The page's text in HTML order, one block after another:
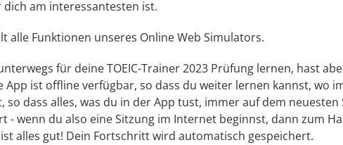
dich am interessantesten ist.
alle Funktionen unseres Online Web Simulators.
für deine TOEIC-Trainer 2023 Prüfung lernen, hast
App ist offline verfügbar, so dass du weiter lernen kannst, wo
so dass alles, was du in der App tust, immer auf dem
- wenn du also eine Sitzung im Internet beginnst, dann zum
alles gut! Dein Fortschritt wird automatisch gespeichert.